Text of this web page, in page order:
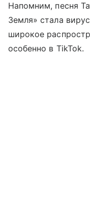
Напомним, песня
Земля» стала
широкое
особенно в TikTok.